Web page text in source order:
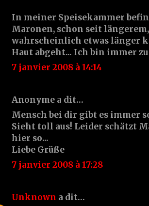
In meiner Speisekammer
Maronen, schon seit
wahrscheinlich etwas länger
Haut abgeht... Ich bin immer
7 janvier 2008 à 14:14
Anonyme a dit…
Mensch bei dir gibt es immer
Sieht toll aus! Leider schätzt
hier so...
Liebe Grüße
7 janvier 2008 à 17:28
Unknown a dit…